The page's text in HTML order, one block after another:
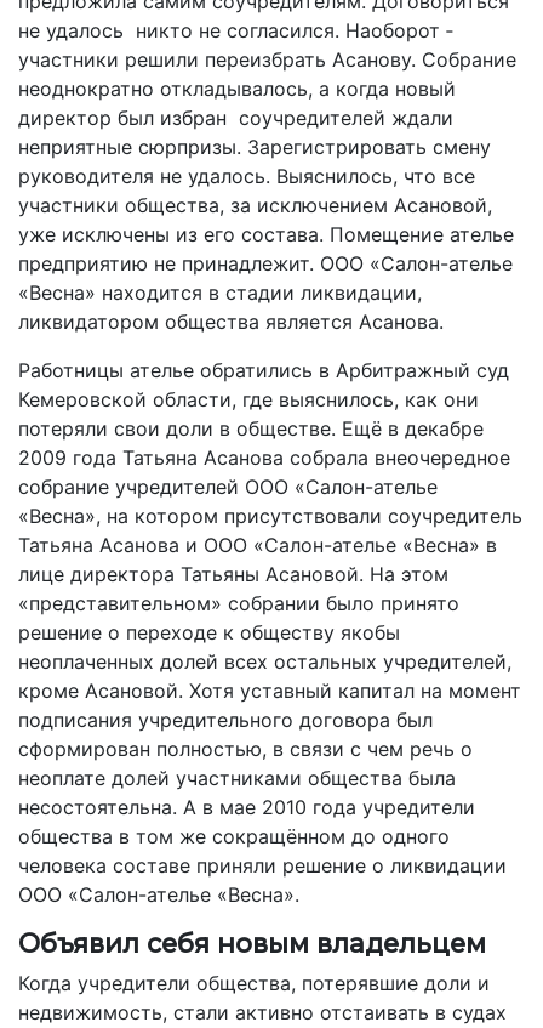
не удалось ­ никто не согласился. Наоборот ­
участники решили переизбрать Асанову. Собрание
неоднократно откладывалось, а когда новый
директор был избран ­ соучредителей ждали
неприятные сюрпризы. Зарегистрировать смену
руководителя не удалось. Выяснилось, что все
участники общества, за исключением Асановой,
уже исключены из его состава. Помещение ателье
предприятию не принадлежит. ООО «Салон­-ателье
«Весна» находится в стадии ликвидации,
ликвидатором общества является Асанова.
Работницы ателье обратились в Арбитражный суд
Кемеровской области, где выяснилось, как они
потеряли свои доли в обществе. Ещё в декабре
2009 года Татьяна Асанова собрала внеочередное
собрание учредителей ООО «Салон-ателье
«Весна», на котором присутствовали соучредитель
Татьяна Асанова и ООО «Салон-­ателье «Весна» в
лице директора Татьяны Асановой. На этом
«представительном» собрании было принято
решение о переходе к обществу якобы
неоплаченных долей всех остальных учредителей,
кроме Асановой. Хотя уставный капитал на момент
подписания учредительного договора был
сформирован полностью, в связи с чем речь о
неоплате долей участниками общества была
несостоятельна. А в мае 2010 года учредители
общества в том же сокращённом до одного
человека составе приняли решение о ликвидации
ООО «Салон-­ателье «Весна».
Объявил себя новым владельцем
Когда учредители общества, потерявшие доли и
недвижимость, стали активно отстаивать в судах